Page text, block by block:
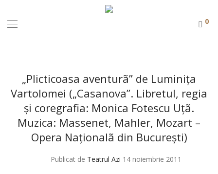
0
„Plicticoasa aventurã” de Luminiţa
Vartolomei („Casanova”. Libretul, regia
şi coregrafia: Monica Fotescu Uţã.
Muzica: Massenet, Mahler, Mozart –
Opera Naţionalã din Bucureşti)
Publicat de Teatrul Azi 14 noiembrie 2011